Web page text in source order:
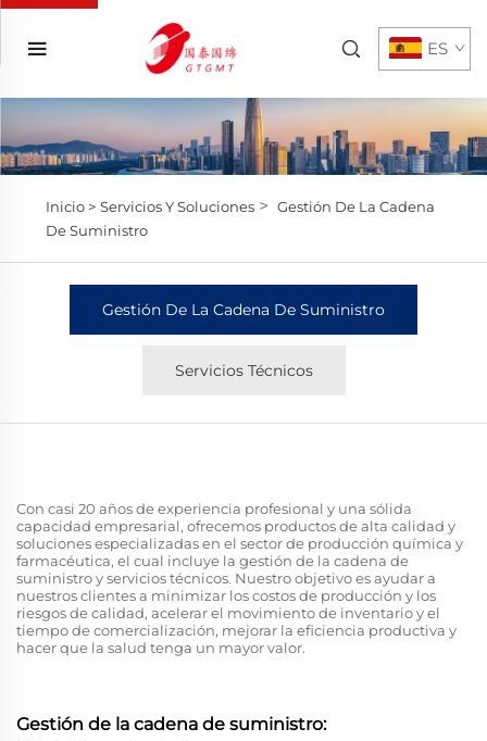
ES
Inicio > Servicios Y Soluciones> Gestión De La Cadena
De Suministro
Gestión De La Cadena De Suministro
Servicios Técnicos
Con casi 20 años de experiencia profesional y una sólida
capacidad empresarial, ofrecemos productos de alta calidad y
soluciones especializadas en el sector de producción química y
farmacéutica, el cual incluye la gestión de la cadena de
suministro y servicios técnicos. Nuestro objetivo es ayudar a
nuestros clientes a minimizar los costos de producción y los
riesgos de calidad, acelerar el movimiento de inventario y el
tiempo de comercialización, mejorar la eficiencia productiva y
hacer que la salud tenga un mayor valor.
Gestión de la cadena de suministro: